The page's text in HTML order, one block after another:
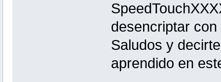
desencriptar
Saludos y
aprendido en